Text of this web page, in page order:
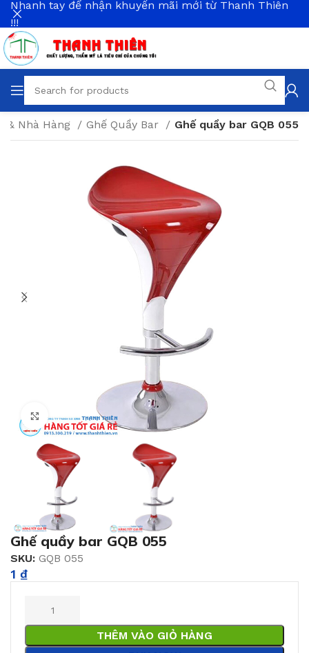
& Nhà Hàng Ghế Quầy Bar Ghế quầy bar GQB 055
Click to enlarge
Ghế quầy bar GQB 055
SKU: GQB 055
1 ₫
THÊM VÀO GIỎ HÀNG
Nhanh tay để nhận khuyến mãi mới từ Thanh Thiên
!!!